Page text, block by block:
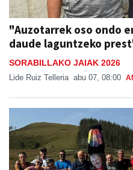
"Auzotarrek oso ondo
daude laguntzeko
SORABILLAKO JAIAK 2026
Lide Ruiz Telleria abu 07, 08:00